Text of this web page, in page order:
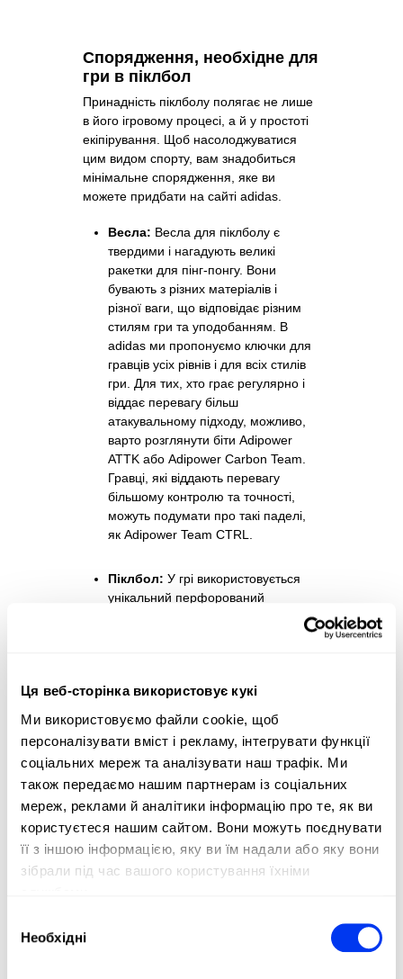
Ця веб-сторінка використовує кукі
Ми використовуємо файли cookie, щоб
персоналізувати вміст і рекламу, інтегрувати функції
соціальних мереж та аналізувати наш трафік. Ми
також передаємо нашим партнерам із соціальних
мереж, реклами й аналітики інформацію про те, як ви
користуєтеся нашим сайтом. Вони можуть поєднувати
її з іншою інформацією, яку ви їм надали або яку вони
зібрали під час вашого користування їхніми
згоди
Необхідні
Спорядження, необхідне для
гри в піклбол
Принадність піклболу полягає не лише
в його ігровому процесі, а й у простоті
екіпірування. Щоб насолоджуватися
цим видом спорту, вам знадобиться
мінімальне спорядження, яке ви
можете придбати на сайті adidas.
Весла: Весла для піклболу є
твердими і нагадують великі
ракетки для пінг-понгу. Вони
бувають з різних матеріалів і
різної ваги, що відповідає різним
стилям гри та уподобанням. В
adidas ми пропонуємо ключки для
гравців усіх рівнів і для всіх стилів
гри. Для тих, хто грає регулярно і
віддає перевагу більш
атакувальному підходу, можливо,
варто розглянути біти Adipower
ATTK або Adipower Carbon Team.
Гравці, які віддають перевагу
більшому контролю та точності,
можуть подумати про такі паделі,
як Adipower Team CTRL.
Піклбол: У грі використовується
унікальний перфорований
оптимальний ігровий процес.
Сумки:Для зберігання ракетки,
м'ячів та інших особистих речей
вам знадобиться відповідна
сумка. Ви можете знайти рюкзаки
та сумки для піклболу на сайті All
for Padel, обираючи від великих
сумок, таких як рюкзак
MULTIGAME 2.0, до маленьких